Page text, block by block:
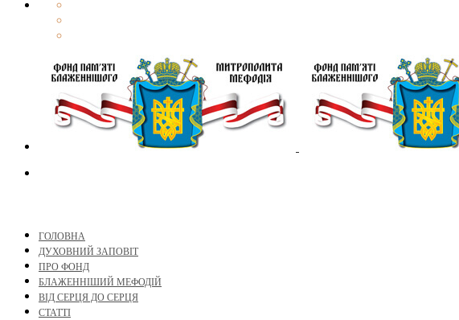
ГОЛОВНА
ДУХОВНИЙ ЗАПОВІТ
ПРО ФОНД
БЛАЖЕННІШИЙ МЕФОДІЙ
ВІД СЕРЦЯ ДО СЕРЦЯ
СТАТТІ